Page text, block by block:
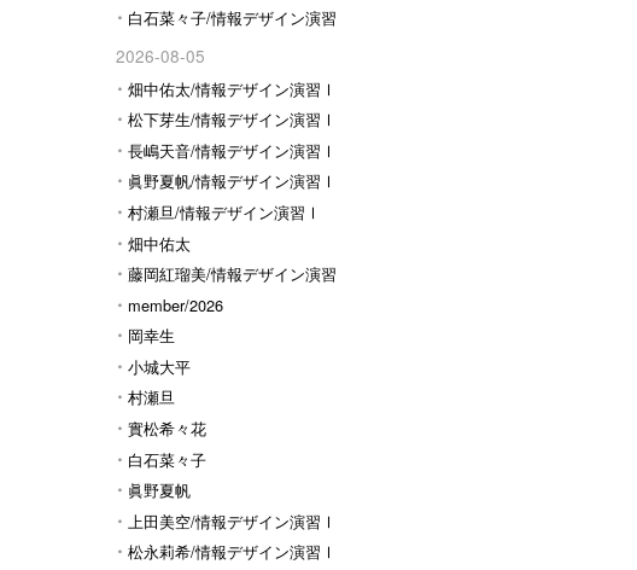
白石菜々子/情報デザイン演習
Ⅰ
2026-08-05
畑中佑太/情報デザイン演習Ⅰ
松下芽生/情報デザイン演習Ⅰ
長嶋天音/情報デザイン演習Ⅰ
眞野夏帆/情報デザイン演習Ⅰ
村瀬旦/情報デザイン演習Ⅰ
畑中佑太
藤岡紅瑠美/情報デザイン演習
Ⅰ member/2026
岡幸生
小城大平
村瀬旦
實松希々花
白石菜々子
眞野夏帆
上田美空/情報デザイン演習Ⅰ
松永莉希/情報デザイン演習Ⅰ